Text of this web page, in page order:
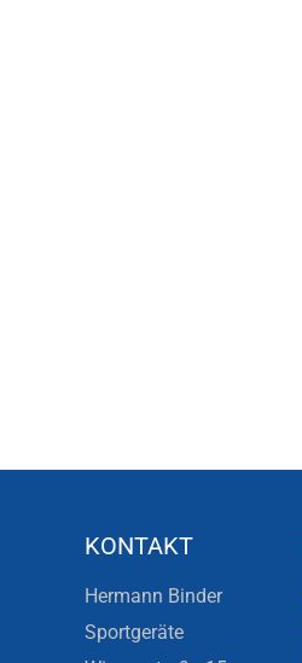
KONTAKT
Hermann Binder
Sportgeräte